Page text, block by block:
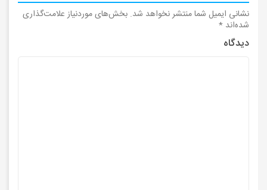
نشانی ایمیل شما منتشر نخواهد شد. بخش‌های موردنیاز علامت‌گذاری
شده‌اند *
دیدگاه